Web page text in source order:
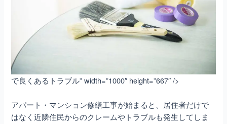
で良くあるトラブル” width=”1000″ height=”667″ />
アパート・マンション修繕工事が始まると、居住者だけで
はなく近隣住民からのクレームやトラブルも発生してしま